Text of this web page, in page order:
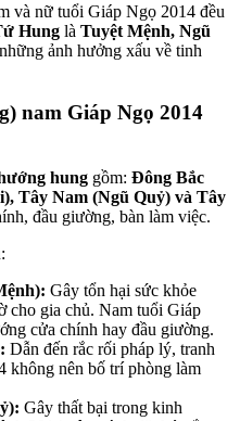
và nữ tuổi Giáp Ngọ 2014 đều
Hung là Tuyệt Mệnh, Ngũ
ảnh hưởng xấu về tinh
nam Giáp Ngọ 2014
hung gồm: Đông Bắc
Tây Nam (Ngũ Quỷ) và Tây
đầu giường, bàn làm việc.
Gây tổn hại sức khỏe
cho gia chủ. Nam tuổi Giáp
cửa chính hay đầu giường.
Dẫn đến rắc rối pháp lý, tranh
không nên bố trí phòng làm
Gây thất bại trong kinh